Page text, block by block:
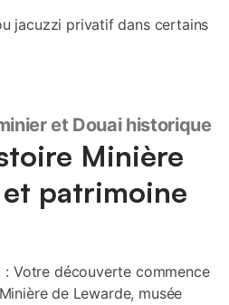
jacuzzi privatif dans certains
et Douai historique
Minière
patrimoine
: Votre découverte commence
de Lewarde, musée